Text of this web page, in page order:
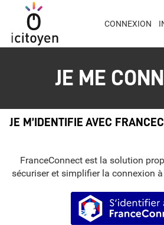
CONNEXION
JE ME
JE M’IDENTIFIE AVEC
FranceConnect est la solution
sécuriser et simplifier la connexion